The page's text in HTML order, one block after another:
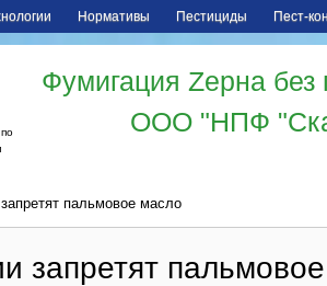
Нормативы Пестициды Пест-
Фумигация Zерна
ООО "НПФ
пальмовое масло
запретят